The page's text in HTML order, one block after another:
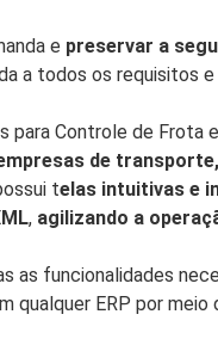
e preservar a
a todos os requisitos
para Controle de Frota
de
telas intuitivas e
, agilizando a
as funcionalidades
qualquer ERP por